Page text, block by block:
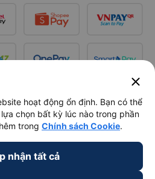
close
hoạt động ổn định. Bạn có thể
chọn bất kỳ lúc nào trong phần
trong Chính sách Cookie.
nhận tất cả